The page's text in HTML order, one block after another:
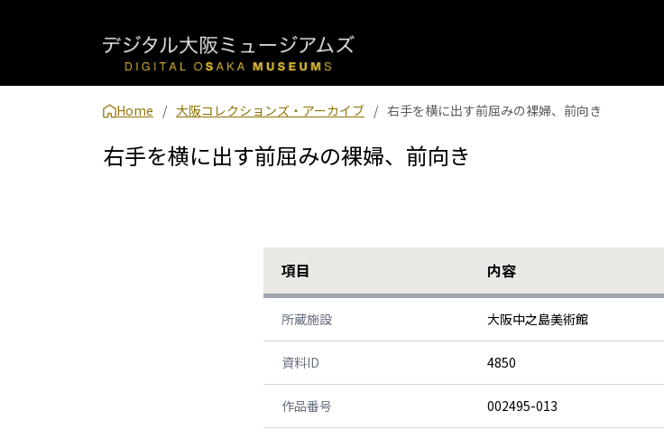
Home 大阪コレクションズ・アーカイブ 右手を横に出す前屈みの裸婦、前向き
右手を横に出す前屈みの裸婦、前向き
項目 内容
所蔵施設 大阪中之島美術館
資料ID 4850
作品番号 002495-013